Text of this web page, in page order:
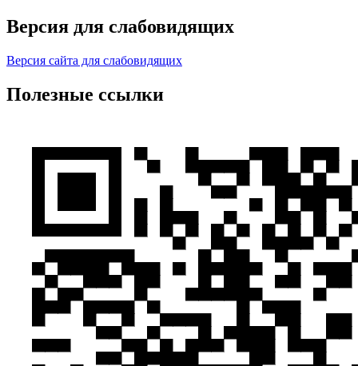
Версия для слабовидящих
Версия сайта для слабовидящих
Полезные ссылки